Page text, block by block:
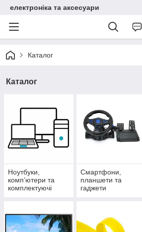
електроніка та аксесуари
Каталог
Каталог
Ноутбуки,
комп’ютери та
комплектуючі
Смартфони,
планшети та
гаджети